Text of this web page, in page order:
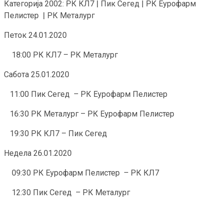
Категорија 2002: РК КЛ7 | Пик Сегед | РК Еурофарм
Пелистер | РК Металург
Петок 24.01.2020
18:00 РК КЛ7 – РК Металург
Сабота 25.01.2020
11:00 Пик Сегед – РК Еурофарм Пелистер
16:30 РК Металург – РК Еурофарм Пелистер
19:30 РК КЛ7 – Пик Сегед
Недела 26.01.2020
09:30 РК Еурофарм Пелистер – РК КЛ7
12:30 Пик Сегед – РК Металург